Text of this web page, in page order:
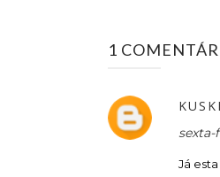
1
KUSKI
sexta-
Já